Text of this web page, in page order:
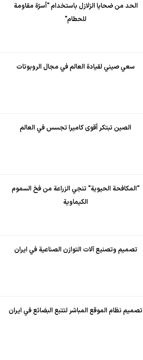
الحد من ضحايا الزلازل باستخدام "أسرّة مقاومة
للحطام"
سعي صيني لقيادة العالم في مجال الروبوتات
الصين تبتكر أقوى كاميرا تجسس في العالم
"المكافحة الحيوية" تنجي الزراعة من فخ السموم
الكيماوية
تصميم وتصنيع آلات التوازن الصناعية في ايران
تصميم نظام الموقع المباشر لتتبع البضائع في ايران